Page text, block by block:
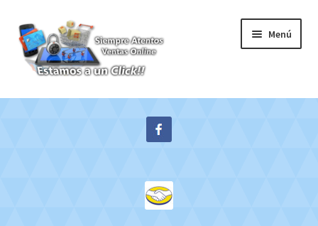
Ir
a
la
navegación
Ir
al
contenido
Menú
Inicio